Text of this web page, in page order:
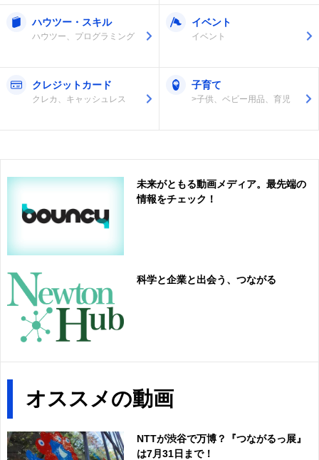
ハウツー・スキル
ハウツー、プログラミング
イベント
イベント
クレジットカード
クレカ、キャッシュレス
子育て
>子供、ベビー用品、育児
未来がともる動画メディア。最先端の
情報をチェック！
科学と企業と出会う、つながる
オススメの動画
NTTが渋谷で万博？『つながるっ展』
は7月31日まで！